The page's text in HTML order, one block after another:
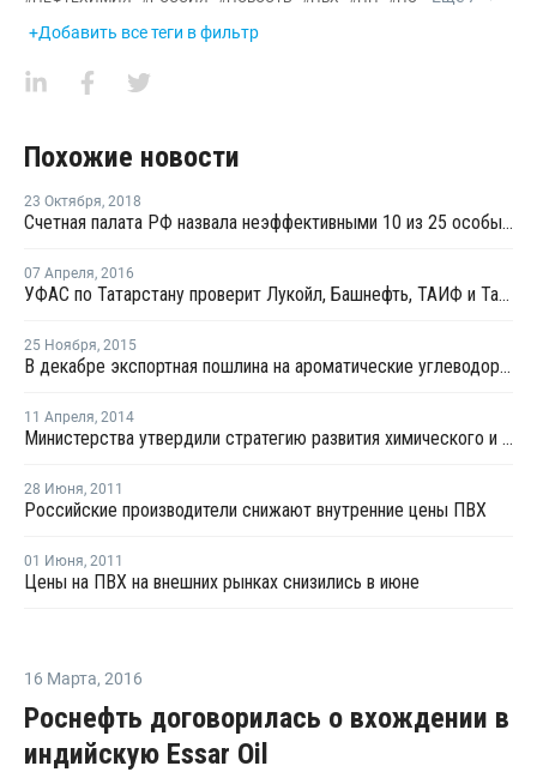
+Добавить все теги в фильтр
Похожие новости
23 Октября, 2018
Счетная палата РФ назвала неэффективными 10 из 25 особых экономических зон
07 Апреля, 2016
УФАС по Татарстану проверит Лукойл, Башнефть, ТАИФ и Татнефть на предмет сговора
25 Ноября, 2015
В декабре экспортная пошлина на ароматические углеводороды в России снизится на 9%
11 Апреля, 2014
Министерства утвердили стратегию развития химического и нефтехимического комплекса до 2030 года
28 Июня, 2011
Российские производители снижают внутренние цены ПВХ
01 Июня, 2011
Цены на ПВХ на внешних рынках снизились в июне
16 Марта, 2016
Роснефть договорилась о вхождении в
индийскую Essar Oil